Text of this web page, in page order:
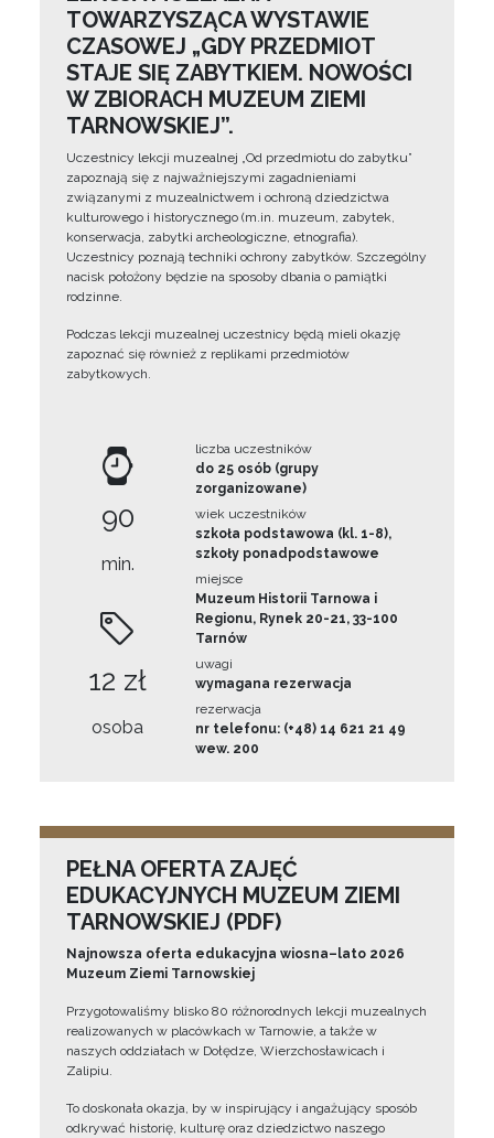
TOWARZYSZĄCA WYSTAWIE
CZASOWEJ „GDY PRZEDMIOT
STAJE SIĘ ZABYTKIEM. NOWOŚCI
W ZBIORACH MUZEUM ZIEMI
TARNOWSKIEJ”.
Uczestnicy lekcji muzealnej „Od przedmiotu do zabytku”
zapoznają się z najważniejszymi zagadnieniami
związanymi z muzealnictwem i ochroną dziedzictwa
kulturowego i historycznego (m.in. muzeum, zabytek,
konserwacja, zabytki archeologiczne, etnografia).
Uczestnicy poznają techniki ochrony zabytków. Szczególny
nacisk położony będzie na sposoby dbania o pamiątki
rodzinne.
Podczas lekcji muzealnej uczestnicy będą mieli okazję
zapoznać się również z replikami przedmiotów
zabytkowych.
90
min.
12 zł
osoba
liczba uczestników
do 25 osób (grupy
zorganizowane)
wiek uczestników
szkoła podstawowa (kl. 1-8),
szkoły ponadpodstawowe
miejsce
Muzeum Historii Tarnowa i
Regionu, Rynek 20-21, 33-100
Tarnów
uwagi
wymagana rezerwacja
rezerwacja
nr telefonu: (+48) 14 621 21 49
wew. 200
PEŁNA OFERTA ZAJĘĆ
EDUKACYJNYCH MUZEUM ZIEMI
TARNOWSKIEJ (PDF)
Najnowsza oferta edukacyjna wiosna–lato 2026
Muzeum Ziemi Tarnowskiej
Przygotowaliśmy blisko 80 różnorodnych lekcji muzealnych
realizowanych w placówkach w Tarnowie, a także w
naszych oddziałach w Dołędze, Wierzchosławicach i
Zalipiu.
To doskonała okazja, by w inspirujący i angażujący sposób
odkrywać historię, kulturę oraz dziedzictwo naszego